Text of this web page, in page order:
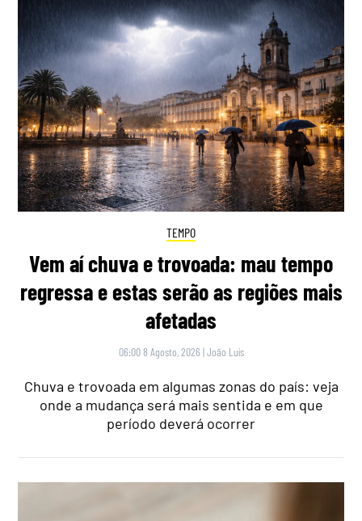
TEMPO
Vem aí chuva e trovoada: mau tempo
regressa e estas serão as regiões mais
afetadas
06:00 8 Agosto, 2026 |João Luís
Chuva e trovoada em algumas zonas do país: veja
onde a mudança será mais sentida e em que
período deverá ocorrer